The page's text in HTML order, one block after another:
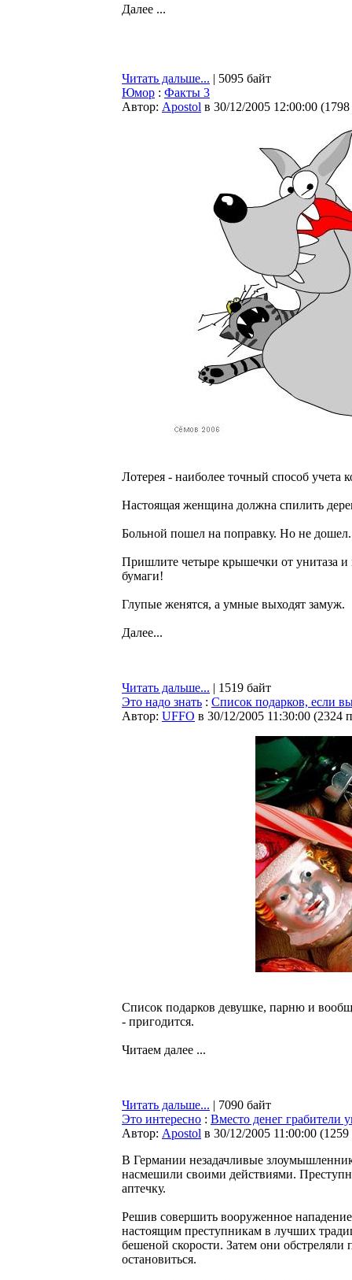
Далее ...
Читать дальше... | 5095 байт
Юмор : Факты 3
Автор: Apostol в 30/12/2005 12:00:00 (
Лотерея - наиболее точный способ учета
Настоящая женщина должна спилить
Больной пошел на поправку. Но не дошел.
Пришлите четыре крышечки от унитаза и
бумаги!
Глупые женятся, а умные выходят замуж.
Далее...
Читать дальше... | 1519 байт
Это надо знать : Список подарков, если
Автор: UFFO в 30/12/2005 11:30:00 (2324
Список подарков девушке, парню и
- пригодится.
Читаем далее ...
Читать дальше... | 7090 байт
Это интересно : Вместо денег грабители
Автор: Apostol в 30/12/2005 11:00:00 (
В Германии незадачливые
насмешили своими действиями.
аптечку.
Решив совершить вооруженное
настоящим преступникам в лучших
бешеной скорости. Затем они
остановиться.